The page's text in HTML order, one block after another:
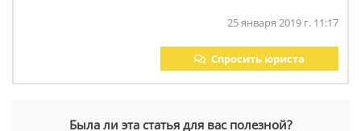
25 января 2019 г. 11:17
Спросить юриста
Была ли эта статья для вас полезной?